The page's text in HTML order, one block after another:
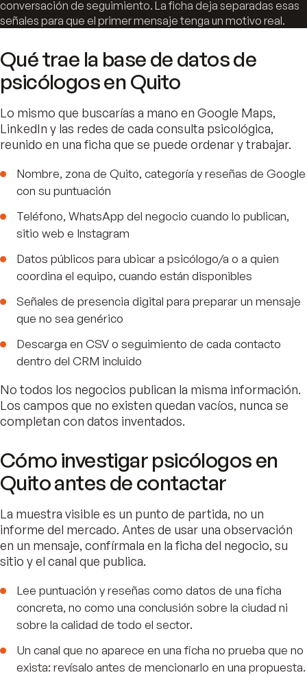
conversación de seguimiento. La ficha deja separadas esas
señales para que el primer mensaje tenga un motivo real.
Qué trae la base de datos de
psicólogos en Quito
Lo mismo que buscarías a mano en Google Maps,
LinkedIn y las redes de cada consulta psicológica,
reunido en una ficha que se puede ordenar y trabajar.
Nombre, zona de Quito, categoría y reseñas de Google
con su puntuación
Teléfono, WhatsApp del negocio cuando lo publican,
sitio web e Instagram
Datos públicos para ubicar a psicólogo/a o a quien
coordina el equipo, cuando están disponibles
Señales de presencia digital para preparar un mensaje
que no sea genérico
Descarga en CSV o seguimiento de cada contacto
dentro del CRM incluido
No todos los negocios publican la misma información.
Los campos que no existen quedan vacíos, nunca se
completan con datos inventados.
Cómo investigar psicólogos en
Quito antes de contactar
La muestra visible es un punto de partida, no un
informe del mercado. Antes de usar una observación
en un mensaje, confírmala en la ficha del negocio, su
sitio y el canal que publica.
Lee puntuación y reseñas como datos de una ficha
concreta, no como una conclusión sobre la ciudad ni
sobre la calidad de todo el sector.
Un canal que no aparece en una ficha no prueba que no
exista: revísalo antes de mencionarlo en una propuesta.